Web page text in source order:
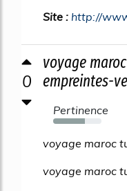
Site : http://
0
voyage
empreintes-
Pertinence
66%
voyage maroc
voyage maroc